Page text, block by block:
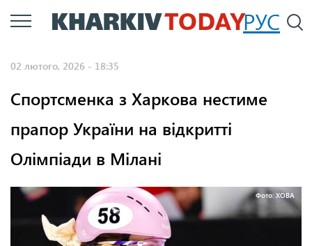
Перейти
до
РУС
02 лютого, 2026 - 18:35
Спортсменка з Харкова нестиме
прапор України на відкритті
Олімпіади в Мілані
Фото: ХОВА